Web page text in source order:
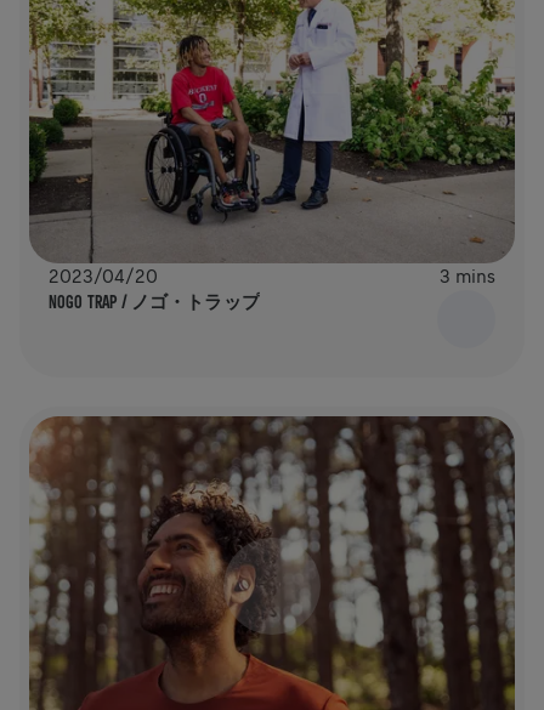
2023/04/20 3 mins
NOGO TRAP / ノゴ・トラップ